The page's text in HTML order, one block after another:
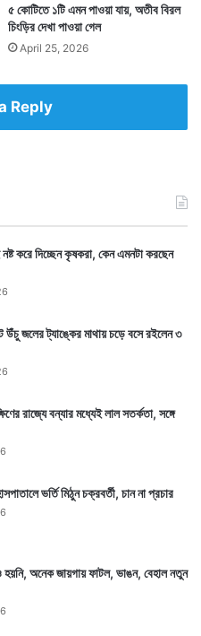
৫ কোটিতে ১টি এমন পাওয়া যায়, অতীব বিরল
চিংড়ির দেখা পাওয়া গেল
April 25, 2026
Reply
নষ্ট করে দিচ্ছেন কৃষকরা, কেন এমনটা করছেন
উঁচু জলের ট্যাঙ্কের মাথায় চড়ে বসে রইলেন ৩
রাজ্যে বন্যার মধ্যেই লাল সতর্কতা, সঙ্গে
ভর্তি মিঠুন চক্রবর্তী, চান না প্রচার
অনেক জায়গায় ফাটল, ভাঙন, বেহাল নতুন